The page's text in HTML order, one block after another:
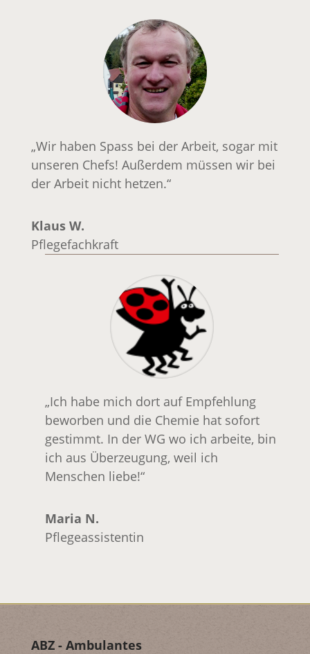
„Wir haben Spass bei der Arbeit, sogar mit
unseren Chefs! Außerdem müssen wir bei
der Arbeit nicht hetzen.“
Klaus W.
Pflegefachkraft
„Ich habe mich dort auf Empfehlung
beworben und die Chemie hat sofort
gestimmt. In der WG wo ich arbeite, bin
ich aus Überzeugung, weil ich
Menschen liebe!“
Maria N.
Pflegeassistentin
ABZ - Ambulantes